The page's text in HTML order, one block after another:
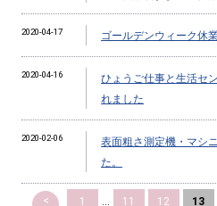
2020-04-17 ゴールデンウィーク休
2020-04-16
ひょうご仕事と生活セ
れました
2020-02-06
表面粗さ測定機・マシ
た。
< 1 11 12 13